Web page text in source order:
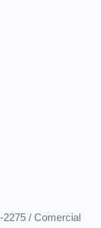
2275 / Comercial